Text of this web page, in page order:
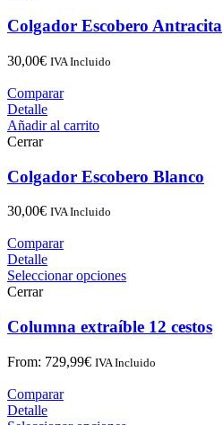
Colgador Escobero Antracita
30,00€ IVA Incluido
Comparar
Detalle
Añadir al carrito
Cerrar
Colgador Escobero Blanco
30,00€ IVA Incluido
Comparar
Detalle
Seleccionar opciones
Cerrar
Columna extraíble 12 cestos
From: 729,99€ IVA Incluido
Comparar
Detalle